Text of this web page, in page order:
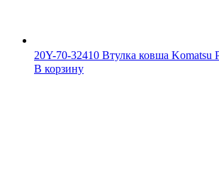
20Y-70-32410 Втулка ковша Komatsu
В корзину